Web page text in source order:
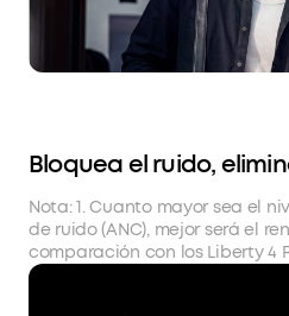
Bloquea el ruido,
Nota: 1. Cuanto mayor sea el
de ruido (ANC), mejor será el
comparación con los Liberty 4